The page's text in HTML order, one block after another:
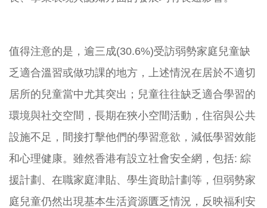
值得注意的是，逾三成(30.6%)受訪弱勢家庭兒童缺
乏適合溫習或做功課的地方，上述情況在居於不適切
居所的兒童當中尤其突出；兒童往往缺乏適合學習的
環境與社交空間，長期在狹小空間活動，住宿與公共
設施不足，間接打擊他們的學習意欲，減低學習效能
和心理健康。雖然香港有設立社會安全網，包括: 綜
援計劃、在職家庭津貼、學生資助計劃等，但弱勢家
庭兒童仍然出現基本生活資源匱乏情況，反映福利安